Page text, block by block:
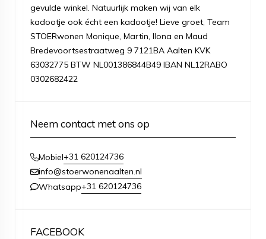
gevulde winkel. Natuurlijk maken wij van elk
kadootje ook écht een kadootje! Lieve groet, Team
STOERwonen Monique, Martin, Ilona en Maud
Bredevoortsestraatweg 9 7121BA Aalten KVK
63032775 BTW NL001386844B49 IBAN NL12RABO
0302682422
Neem contact met ons op
Mobiel+31 620124736
info@stoerwonenaalten.nl
Whatsapp+31 620124736
FACEBOOK